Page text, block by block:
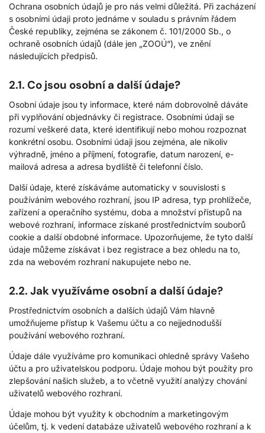
Ochrana osobních údajů je pro nás velmi důležitá. Při zacházení
s osobními údaji proto jednáme v souladu s právním řádem
České republiky, zejména se zákonem č. 101/2000 Sb., o
ochraně osobních údajů (dále jen „ZOOÚ“), ve znění
následujících předpisů.
2.1. Co jsou osobní a další údaje?
Osobní údaje jsou ty informace, které nám dobrovolně dáváte
při vyplňování objednávky či registrace. Osobními údaji se
rozumí veškeré data, které identifikují nebo mohou rozpoznat
konkrétní osobu. Osobními údaji jsou zejména, ale nikoliv
výhradně, jméno a příjmení, fotografie, datum narození, e-
mailová adresa a adresa bydliště či telefonní číslo.
Další údaje, které získáváme automaticky v souvislosti s
používáním webového rozhraní, jsou IP adresa, typ prohlížeče,
zařízení a operačního systému, doba a množství přístupů na
webové rozhraní, informace získané prostřednictvím souborů
cookie a další obdobné informace. Upozorňujeme, že tyto další
údaje můžeme získávat i bez registrace a bez ohledu na to,
zda na webovém rozhraní nakupujete nebo ne.
2.2. Jak využíváme osobní a další údaje?
Prostřednictvím osobních a dalších údajů Vám hlavně
umožňujeme přístup k Vašemu účtu a co nejjednodušší
používání webového rozhraní.
Údaje dále využíváme pro komunikaci ohledně správy Vašeho
účtu a pro uživatelskou podporu. Údaje mohou být použity pro
zlepšování našich služeb, a to včetně využití analýzy chování
uživatelů webového rozhraní.
Údaje mohou být využity k obchodním a marketingovým
účelům, tj. k vedení databáze uživatelů webového rozhraní a k